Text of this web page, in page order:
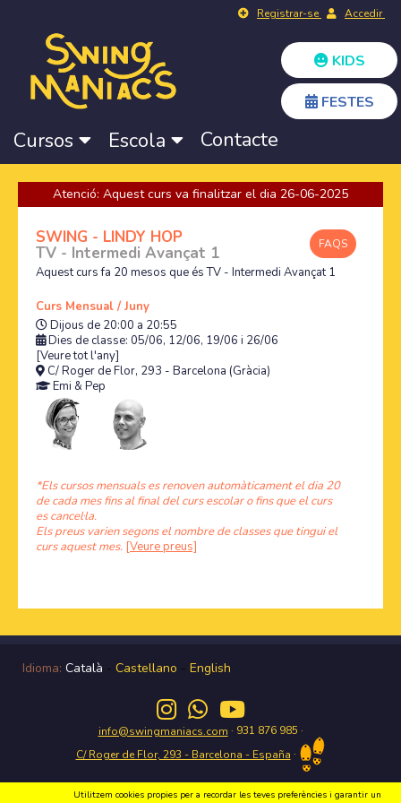
Registrar-se Accedir
KIDS
FESTES
Cursos Escola Contacte
Atenció: Aquest curs va finalitzar el dia 26-06-2025
FAQS
SWING - LINDY HOP
TV - Intermedi Avançat 1
Aquest curs fa 20 mesos que és TV - Intermedi Avançat 1
Curs Mensual / Juny
Dijous de 20:00 a 20:55
Dies de classe: 05/06, 12/06, 19/06 i 26/06
[Veure tot l'any]
C/ Roger de Flor, 293 - Barcelona (Gràcia)
Emi & Pep
*Els cursos mensuals es renoven automàticament el dia 20
de cada mes fins al final del curs escolar o fins que el curs
es cancel·la.
Els preus varien segons el nombre de classes que tingui el
curs aquest mes. [Veure preus]
Idioma: Català - Castellano - English
info@swingmaniacs.com · 931 876 985 ·
C/ Roger de Flor, 293 - Barcelona - España ·
Utilitzem cookies propies per a recordar les teves preferències i garantir un